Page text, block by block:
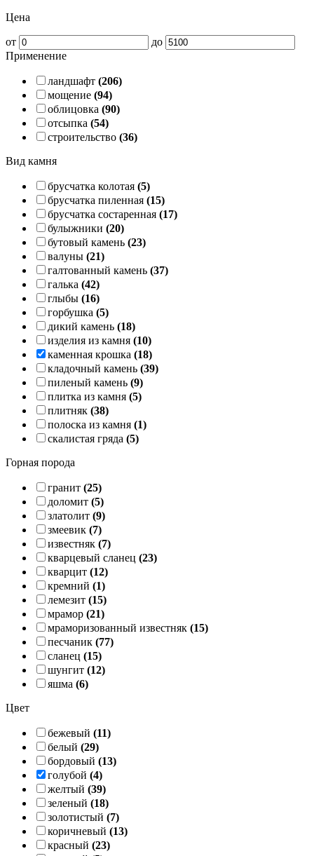
Цена
от
до
Применение
ландшафт (206)
мощение (94)
облицовка (90)
отсыпка (54)
строительство (36)
Вид камня
брусчатка колотая (5)
брусчатка пиленная (15)
брусчатка состаренная (17)
булыжники (20)
бутовый камень (23)
валуны (21)
галтованный камень (37)
галька (42)
глыбы (16)
горбушка (5)
дикий камень (18)
изделия из камня (10)
каменная крошка (18)
кладочный камень (39)
пиленый камень (9)
плитка из камня (5)
плитняк (38)
полоска из камня (1)
скалистая гряда (5)
Горная порода
гранит (25)
доломит (5)
златолит (9)
змеевик (7)
известняк (7)
кварцевый сланец (23)
кварцит (12)
кремний (1)
лемезит (15)
мрамор (21)
мраморизованный известняк (15)
песчаник (77)
сланец (15)
шунгит (12)
яшма (6)
Цвет
бежевый (11)
белый (29)
бордовый (13)
голубой (4)
желтый (39)
зеленый (18)
золотистый (7)
коричневый (13)
красный (23)